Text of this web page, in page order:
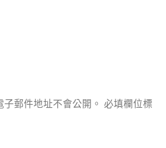
郵件地址不會公開。 必填欄位標